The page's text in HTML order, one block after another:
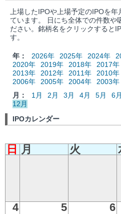
上場したIPOや上場予定のIPOを
ています。 日にち全体での件数や
ださい。銘柄名をクリックすると
す。
年： 2026年 2025年 2024年
2020年
2019年 2018年 2017年
2013年
2012年 2011年 2010年
2006年
2005年 2004年 2003年
月：
1月 2月 3月 4月 5月 6月
12月
IPOカレンダー
日 月 火
4 5 6